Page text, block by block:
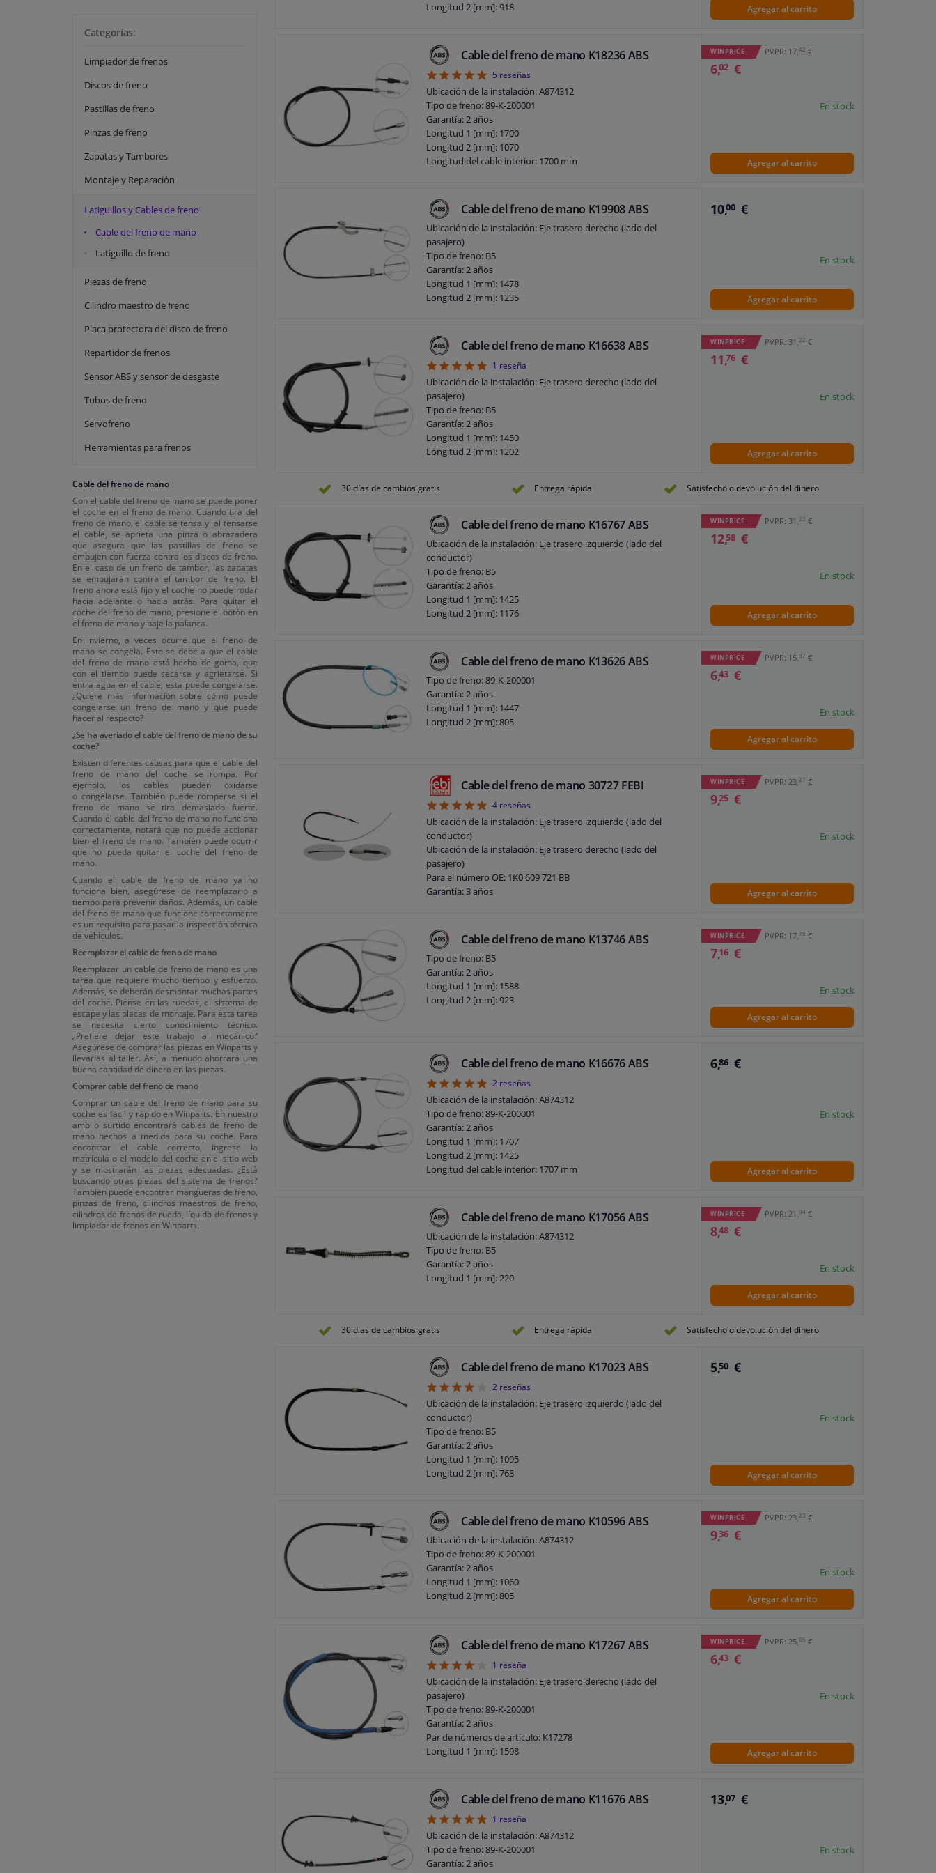
Linex
TRW
Categorías:
Limpiador de frenos
Discos de freno
Pastillas de freno
Pinzas de freno
Zapatas y Tambores
Montaje y Reparación
Latiguillos y Cables de freno
Cable del freno de mano
Latiguillo de freno
Piezas de freno
Cilindro maestro de freno
Placa protectora del disco de freno
Repartidor de frenos
Sensor ABS y sensor de desgaste
Tubos de freno
Servofreno
Herramientas para frenos
Cable del freno de mano
Con el cable del freno de mano se puede poner
el coche en el freno de mano. Cuando tira del
freno de mano, el cable se tensa y al tensarse
el cable, se aprieta una pinza o abrazadera
que asegura que las pastillas de freno se
empujen con fuerza contra los discos de freno.
En el caso de un freno de tambor, las zapatas
se empujarán contra el tambor de freno. El
freno ahora está fijo y el coche no puede rodar
hacia adelante o hacia atrás. Para quitar el
coche del freno de mano, presione el botón en
el freno de mano y baje la palanca.
En invierno, a veces ocurre que el freno de
mano se congela. Esto se debe a que el cable
del freno de mano está hecho de goma, que
con el tiempo puede secarse y agrietarse. Si
entra agua en el cable, esta puede congelarse.
¿Quiere más información sobre cómo puede
congelarse un freno de mano y qué puede
hacer al respecto?
¿Se ha averiado el cable del freno de mano de su
coche?
Existen diferentes causas para que el cable del
freno de mano del coche se rompa. Por
ejemplo, los cables pueden oxidarse
o congelarse. También puede romperse si el
freno de mano se tira demasiado fuerte.
Cuando el cable del freno de mano no funciona
correctamente, notará que no puede accionar
bien el freno de mano. También puede ocurrir
que no pueda quitar el coche del freno de
mano.
Cuando el cable de freno de mano ya no
funciona bien, asegúrese de reemplazarlo a
tiempo para prevenir daños. Además, un cable
del freno de mano que funcione correctamente
es un requisito para pasar la inspección técnica
de vehículos.
Reemplazar el cable de freno de mano
Reemplazar un cable de freno de mano es una
tarea que requiere mucho tiempo y esfuerzo.
Además, se deberán desmontar muchas partes
del coche. Piense en las ruedas, el sistema de
escape y las placas de montaje. Para esta tarea
se necesita cierto conocimiento técnico.
¿Prefiere dejar este trabajo al mecánico?
Asegúrese de comprar las piezas en Winparts y
llevarlas al taller. Así, a menudo ahorrará una
buena cantidad de dinero en las piezas.
Comprar cable del freno de mano
Comprar un cable del freno de mano para su
coche es fácil y rápido en Winparts. En nuestro
amplio surtido encontrará cables de freno de
mano hechos a medida para su coche. Para
encontrar el cable correcto, ingrese la
matrícula o el modelo del coche en el sitio web
y se mostrarán las piezas adecuadas. ¿Está
buscando otras piezas del sistema de frenos?
También puede encontrar mangueras de freno,
pinzas de freno, cilindros maestros de freno,
cilindros de frenos de rueda, líquido de frenos y
limpiador de frenos en Winparts.
Longitud 2 [mm]: 918
Agregar al carrito
Cable del freno de mano K18236 ABS
55 reseñas
Ubicación de la instalación: A874312
Tipo de freno: 89-K-200001
Garantía: 2 años
Longitud 1 [mm]: 1700
Longitud 2 [mm]: 1070
Longitud del cable interior: 1700 mm
WINPRICE PVPR: 17, 42 €
6,02 €
En stock
Agregar al carrito
Cable del freno de mano K19908 ABS
Ubicación de la instalación: Eje trasero derecho (lado del
pasajero)
Tipo de freno: B5
Garantía: 2 años
Longitud 1 [mm]: 1478
Longitud 2 [mm]: 1235
10,00 €
En stock
Agregar al carrito
Cable del freno de mano K16638 ABS
51 reseña
Ubicación de la instalación: Eje trasero derecho (lado del
pasajero)
Tipo de freno: B5
Garantía: 2 años
Longitud 1 [mm]: 1450
Longitud 2 [mm]: 1202
WINPRICE PVPR: 31, 22 €
11,76 €
En stock
Agregar al carrito
30 días de cambios gratis Entrega rápida Satisfecho o devolución del dinero
Cable del freno de mano K16767 ABS
Ubicación de la instalación: Eje trasero izquierdo (lado del
conductor)
Tipo de freno: B5
Garantía: 2 años
Longitud 1 [mm]: 1425
Longitud 2 [mm]: 1176
WINPRICE PVPR: 31,22 €
12,58 €
En stock
Agregar al carrito
Cable del freno de mano K13626 ABS
Tipo de freno: 89-K-200001
Garantía: 2 años
Longitud 1 [mm]: 1447
Longitud 2 [mm]: 805
WINPRICE PVPR: 15,97 €
6,43 €
En stock
Agregar al carrito
Cable del freno de mano 30727 FEBI
54 reseñas
Ubicación de la instalación: Eje trasero izquierdo (lado del
conductor)
Ubicación de la instalación: Eje trasero derecho (lado del
pasajero)
Para el número OE: 1K0 609 721 BB
Garantía: 3 años
WINPRICE PVPR: 23,27 €
9,25 €
En stock
Agregar al carrito
Cable del freno de mano K13746 ABS
Tipo de freno: B5
Garantía: 2 años
Longitud 1 [mm]: 1588
Longitud 2 [mm]: 923
WINPRICE PVPR: 17,79 €
7,16 €
En stock
Agregar al carrito
Cable del freno de mano K16676 ABS
52 reseñas
Ubicación de la instalación: A874312
Tipo de freno: 89-K-200001
Garantía: 2 años
Longitud 1 [mm]: 1707
Longitud 2 [mm]: 1425
Longitud del cable interior: 1707 mm
6,86 €
En stock
Agregar al carrito
Cable del freno de mano K17056 ABS
Ubicación de la instalación: A874312
Tipo de freno: B5
Garantía: 2 años
Longitud 1 [mm]: 220
WINPRICE PVPR: 21,04 €
8,48 €
En stock
Agregar al carrito
30 días de cambios gratis Entrega rápida Satisfecho o devolución del dinero
Cable del freno de mano K17023 ABS
42 reseñas
Ubicación de la instalación: Eje trasero izquierdo (lado del
conductor)
Tipo de freno: B5
Garantía: 2 años
Longitud 1 [mm]: 1095
Longitud 2 [mm]: 763
5,50 €
En stock
Agregar al carrito
Cable del freno de mano K10596 ABS
Ubicación de la instalación: A874312
Tipo de freno: 89-K-200001
Garantía: 2 años
Longitud 1 [mm]: 1060
Longitud 2 [mm]: 805
WINPRICE PVPR: 23,23 €
9,36 €
En stock
Agregar al carrito
Cable del freno de mano K17267 ABS
41 reseña
Ubicación de la instalación: Eje trasero derecho (lado del
pasajero)
Tipo de freno: 89-K-200001
Garantía: 2 años
Par de números de artículo: K17278
Longitud 1 [mm]: 1598
Longitud del cable exterior: 1465 mm
WINPRICE PVPR: 25,05 €
6,43 €
En stock
Agregar al carrito
Cable del freno de mano K11676 ABS
51 reseña
Ubicación de la instalación: A874312
Tipo de freno: 89-K-200001
Garantía: 2 años
13,07 €
En stock